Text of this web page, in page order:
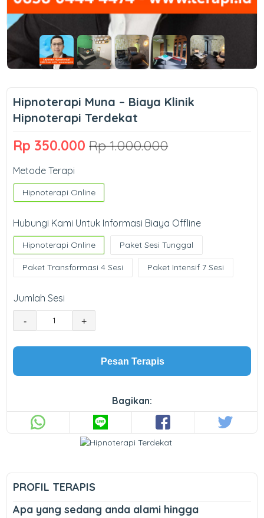
Hipnoterapi Muna – Biaya Klinik
Hipnoterapi Terdekat
Rp 350.000 Rp 1.000.000
Metode Terapi
Hipnoterapi Online
Hubungi Kami Untuk Informasi Biaya Offline
Hipnoterapi Online Paket Sesi Tunggal
Paket Transformasi 4 Sesi Paket Intensif 7 Sesi
Jumlah Sesi
- +
Pesan Terapis
Bagikan:
PROFIL TERAPIS
Apa yang sedang anda alami hingga